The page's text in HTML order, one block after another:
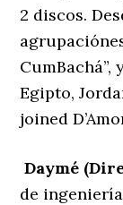
2 discos.
Egipto,
joined
Daymé
de